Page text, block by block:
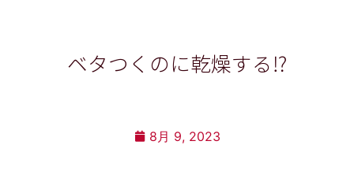
ベタつくのに乾燥する⁉
8月 9, 2023